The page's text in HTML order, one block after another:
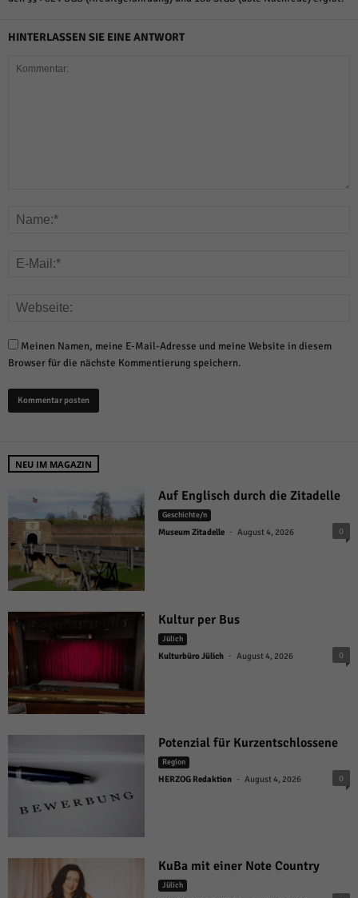
HINTERLASSEN SIE EINE ANTWORT
Meinen Namen, meine E-Mail-Adresse und meine Website in diesem
Browser für die nächste Kommentierung speichern.
NEU IM MAGAZIN
Auf Englisch durch die Zitadelle
Geschichte/n
Museum Zitadelle - August 4, 2026 0
Kultur per Bus
Jülich
Kulturbüro Jülich - August 4, 2026 0
Potenzial für Kurzentschlossene
Region
HERZOG Redaktion - August 4, 2026 0
KuBa mit einer Note Country
Jülich